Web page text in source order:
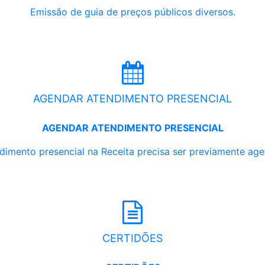
Emissão de guia de preços públicos diversos.
AGENDAR ATENDIMENTO PRESENCIAL
AGENDAR ATENDIMENTO PRESENCIAL
presencial na Receita precisa ser previamente
CERTIDÕES